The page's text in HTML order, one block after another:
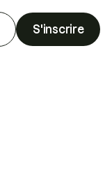
S'inscrire